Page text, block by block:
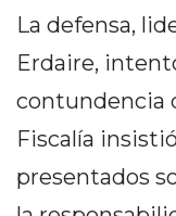
LA
CRUZ
(BUENOS
AIRES)
EL
La defensa,
Erdaire,
contundencia
Fiscalía
presentados